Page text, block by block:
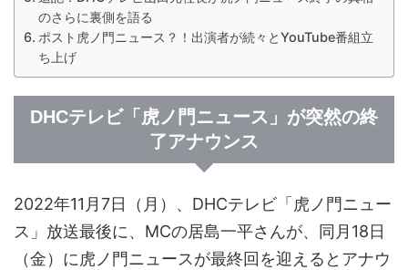
のさらに裏側を語る
ポスト虎ノ門ニュース？！出演者が続々とYouTube番組立
ち上げ
DHCテレビ「虎ノ門ニュース」が突然の終
了アナウンス
2022年11月7日（月）、DHCテレビ「虎ノ門ニュー
ス」放送最後に、MCの居島一平さんが、同月18日
（金）に虎ノ門ニュースが最終回を迎えるとアナウ